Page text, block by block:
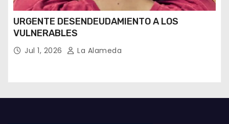
URGENTE DESENDEUDAMIENTO A LOS
VULNERABLES
Jul 1, 2026 La Alameda